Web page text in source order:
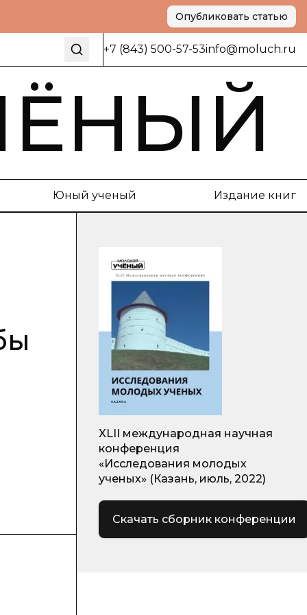
Опубликовать статью
+7 (843) 500-57-53info@moluch.ru
Юный ученый Издание книг
XLII международная научная
конференция
«Исследования молодых
ученых» (Казань, июль, 2022)
Скачать сборник конференции